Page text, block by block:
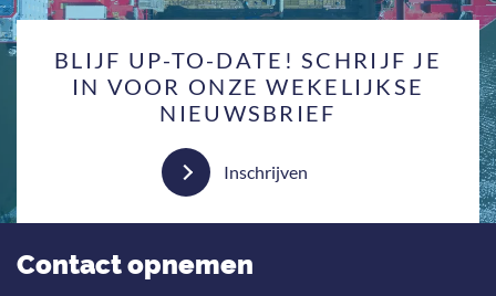
BLIJF UP-TO-DATE! SCHRIJF JE
IN VOOR ONZE WEKELIJKSE
NIEUWSBRIEF
Inschrijven
Contact opnemen